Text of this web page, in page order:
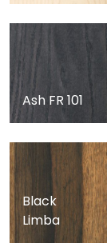
Ash FR 101
Black
Limba